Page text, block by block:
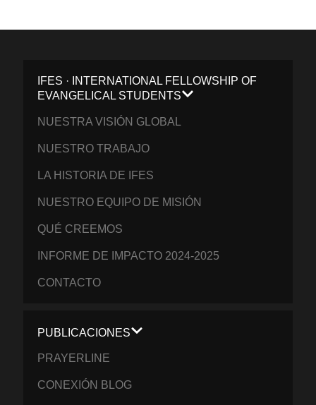
IFES · INTERNATIONAL FELLOWSHIP OF
EVANGELICAL STUDENTS
NUESTRA VISIÓN GLOBAL
NUESTRO TRABAJO
LA HISTORIA DE IFES
NUESTRO EQUIPO DE MISIÓN
QUÉ CREEMOS
INFORME DE IMPACTO 2024-2025
CONTACTO
PUBLICACIONES
PRAYERLINE
CONEXIÓN BLOG